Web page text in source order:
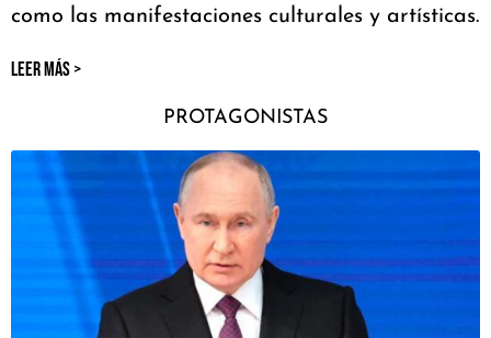
como las manifestaciones culturales y artísticas.
LEER MÁS >
PROTAGONISTAS